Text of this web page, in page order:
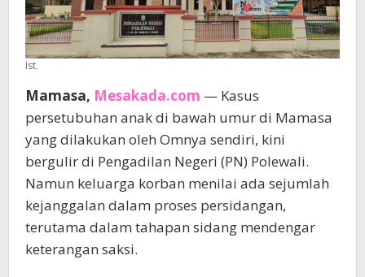
Ist.
Mamasa, Mesakada.com — Kasus
persetubuhan anak di bawah umur di Mamasa
yang dilakukan oleh Omnya sendiri, kini
bergulir di Pengadilan Negeri (PN) Polewali.
Namun keluarga korban menilai ada sejumlah
kejanggalan dalam proses persidangan,
terutama dalam tahapan sidang mendengar
keterangan saksi.